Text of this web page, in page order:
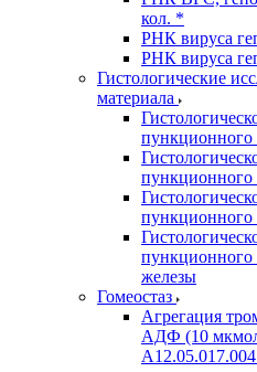
кол. *
РНК вируса
РНК вируса
Гистологические
материала
пункционного
пункционного
пункционного
пункционного
железы
Гомеостаз
Агрегация
АДФ (10